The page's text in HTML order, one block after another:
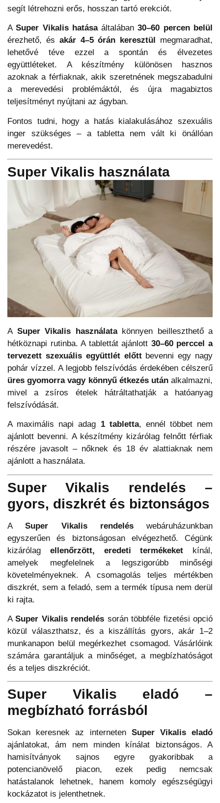
segít létrehozni erős, hosszan tartó erekciót.
ASuper Vikalis hatásaáltalában30–60 percen belül
érezhető, és akár 4–5 órán keresztül
megmaradhat,
lehetővé téve ezzel a spontán és élvezetes
együttléteket. A készítmény különösen hasznos
azoknak a férfiaknak, akik szeretnének megszabadulni
a merevedési problémáktól, és újra magabiztos
teljesítményt nyújtani az ágyban.
Fontos tudni, hogy a hatás kialakulásához szexuális
inger szükséges – a tabletta nem vált ki önállóan
merevedést.
Super Vikalis használata
A Super Vikalis használatakönnyen beilleszthető a
hétköznapi rutinba. A tablettát ajánlott 30–60 perccel a
tervezett szexuális együttlét előttbevenni egy nagy
pohár vízzel. A legjobb felszívódás érdekében célszerű
üres gyomorra vagy könnyű étkezés utánalkalmazni,
mivel a zsíros ételek hátráltathatják a hatóanyag
felszívódását.
A maximális napi adag 1 tabletta, ennél többet nem
ajánlott bevenni. A készítmény kizárólag felnőtt férfiak
részére javasolt – nőknek és 18 év alattiaknak nem
ajánlott a használata.
Super Vikalis rendelés –
gyors, diszkrét és biztonságos
ASuper Vikalis rendeléswebáruházunkban
egyszerűen és biztonságosan elvégezhető. Cégünk
kizárólag ellenőrzött, eredeti termékeket kínál,
amelyek megfelelnek a legszigorúbb minőségi
követelményeknek. A csomagolás teljes mértékben
diszkrét, sem a feladó, sem a termék típusa nem derül
ki rajta.
ASuper Vikalis rendelés során többféle fizetési opció
közül választhatsz, és a kiszállítás gyors, akár 1–2
munkanapon belül megérkezhet csomagod. Vásárlóink
számára garantáljuk a minőséget, a megbízhatóságot
és a teljes diszkréciót.
Super Vikalis eladó –
megbízható forrásból
Sokan keresnek az interneten Super Vikalis eladó
ajánlatokat, ám nem minden kínálat biztonságos. A
hamisítványok sajnos egyre gyakoribbak a
potencianövelő piacon, ezek pedig nemcsak
hatástalanok lehetnek, hanem komoly egészségügyi
kockázatot is jelenthetnek.